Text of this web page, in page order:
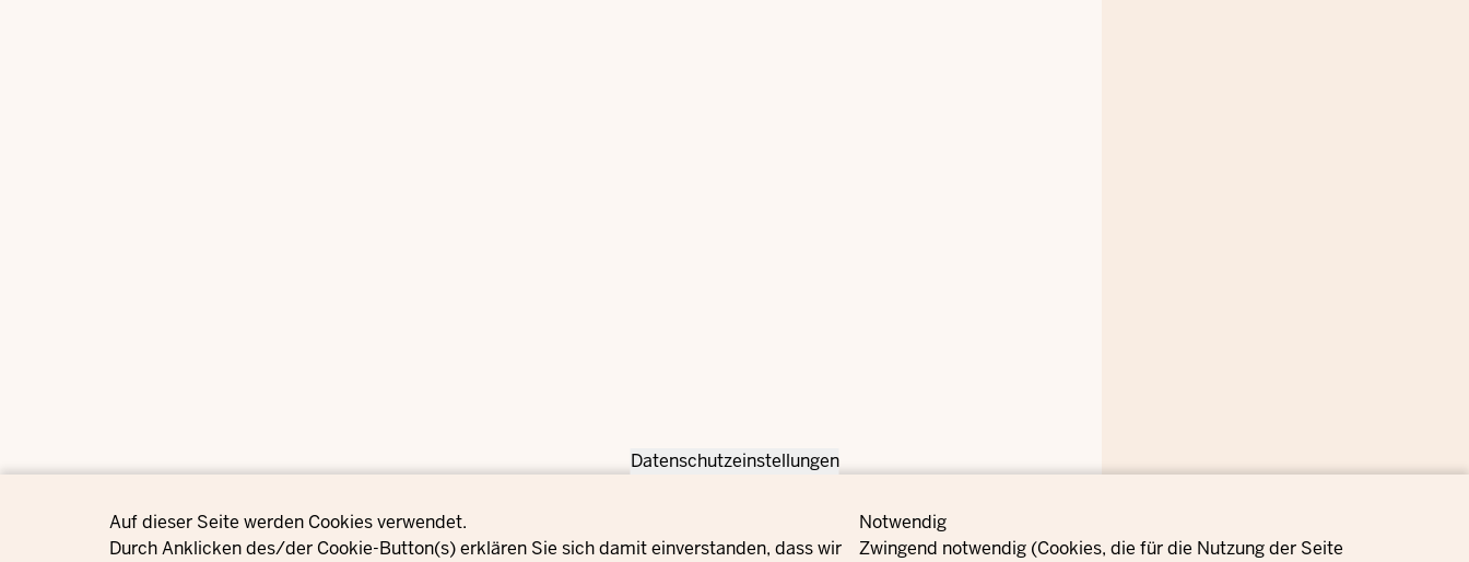
Privacy settings
Datenschutzeinstellungen
Auf dieser Seite werden Cookies verwendet.
Durch Anklicken des/der Cookie-Button(s) erklären Sie sich damit einverstanden, dass wir
Notwendig
Zwingend notwendig (Cookies, die für die Nutzung der Seite